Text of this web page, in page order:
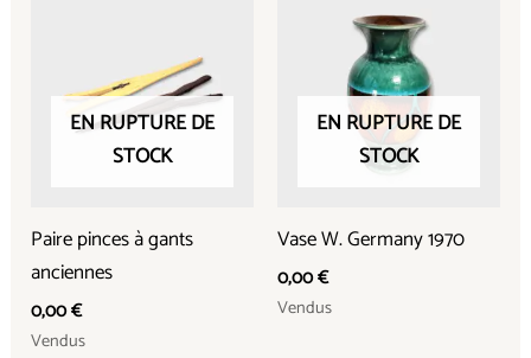
EN RUPTURE DE
STOCK
Paire pinces à gants
anciennes
0,00€
Vendus
EN RUPTURE DE
STOCK
Vase W. Germany 1970
0,00€
Vendus